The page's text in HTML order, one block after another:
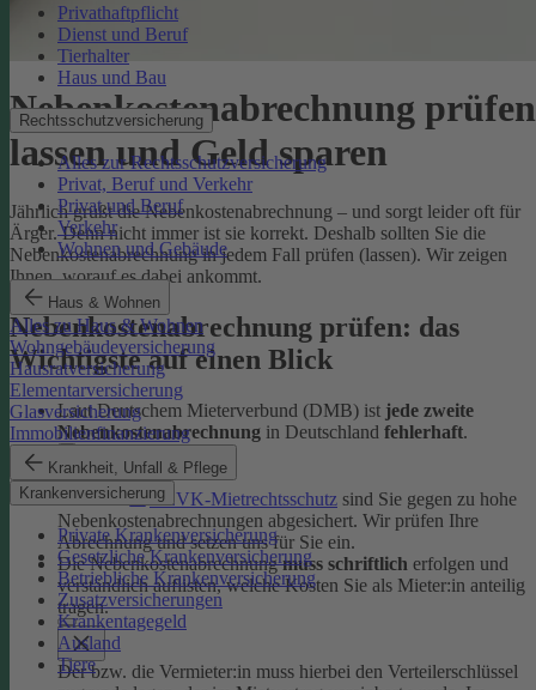
Privathaftpflicht
Dienst und Beruf
Tierhalter
Haus und Bau
Rechtsschutzversicherung
Alles zur Rechtsschutzversicherung
Privat, Beruf und Verkehr
Privat und Beruf
Verkehr
Wohnen und Gebäude
Haus & Wohnen
Alles zu Haus & Wohnen
Wohngebäudeversicherung
Hausratversicherung
Elementarversicherung
Glasversicherung
Immobilienfinanzierung
Krankheit, Unfall & Pflege
Krankenversicherung
Private Krankenversicherung
Gesetzliche Krankenversicherung
Betriebliche Krankenversicherung
Zusatzversicherungen
Krankentagegeld
Ausland
Tiere
Nebenkostenabrechnung prüfen
lassen und Geld sparen
Jährlich grüßt die Nebenkostenabrechnung – und sorgt leider oft für
Ärger. Denn nicht immer ist sie korrekt. Deshalb sollten Sie die
Nebenkostenabrechnung in jedem Fall prüfen (lassen). Wir zeigen
Ihnen, worauf es dabei ankommt.
Nebenkostenabrechnung prüfen: das
Wichtigste auf einen Blick
Laut Deutschem Mieterverbund (DMB) ist jede zweite
Nebenkostenabrechnung in Deutschland fehlerhaft.
Mit dem DEVK-Mietrechtsschutz sind Sie gegen zu hohe
Nebenkostenabrechnungen abgesichert. Wir prüfen Ihre
Abrechnung und setzen uns für Sie ein.
Die Nebenkostenabrechnungmuss schriftlich erfolgen und
verständlich auflisten, welche Kosten Sie als Mieter:in anteilig
tragen.
Der bzw. die Vermieter:in muss hierbei den Verteilerschlüssel